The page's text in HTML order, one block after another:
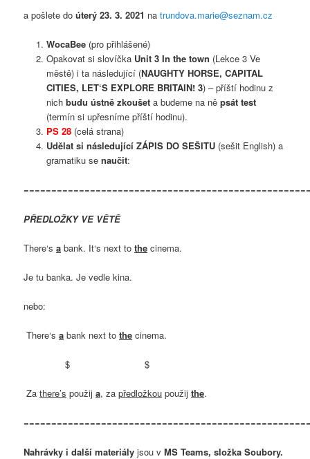
a pošlete doúterý 23. 3. 2021 natrundova.marie@seznam.cz
WocaBee(pro přihlášené)
Opakovat si slovíčka Unit 3 In the town (Lekce 3 Ve
městě) i ta následující (NAUGHTY HORSE, CAPITAL
CITIES, LET‘S EXPLORE BRITAIN! 3) – příští hodinu z
nich budu ústně zkoušeta budeme na ně psát test
(termín si upřesníme příští hodinu).
PS 28(celá strana)
Udělat si následující ZÁPIS DO SEŠITU (sešit English) a
gramatiku se naučit:
PŘEDLOŽKY VE VĚTĚ
There‘s a bank. It‘s next tothe cinema.
Je tu banka. Je vedle kina.
nebo:
There‘s a bank next tothe cinema.
$ $
Zathere’s použija, zapředložkou použijthe.
Nahrávky i další materiályjsou v MS Teams, složka Soubory.